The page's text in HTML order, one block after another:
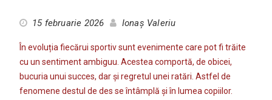
15 februarie 2026 Ionaș Valeriu
În evoluția fiecărui sportiv sunt evenimente care pot fi trăite
cu un sentiment ambiguu. Acestea comportă, de obicei,
bucuria unui succes, dar și regretul unei ratări. Astfel de
fenomene destul de des se întâmplă și în lumea copiilor.